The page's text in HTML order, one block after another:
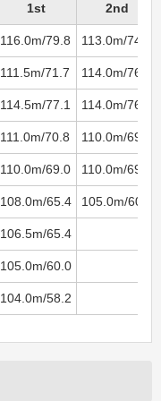
1st 2nd
116.0m/79.8 113.0m/74.4
111.5m/71.7 114.0m/76.2
114.5m/77.1 114.0m/76.2
111.0m/70.8 110.0m/69.0
110.0m/69.0 110.0m/69.0
108.0m/65.4 105.0m/60.0
106.5m/65.4
105.0m/60.0
104.0m/58.2